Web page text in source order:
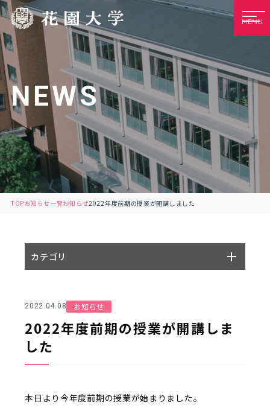
MENU
NEWS
TOPお知らせ一覧お知らせ2022年度前期の授業が開講しました
2022.04.08 お知らせ
2022年度前期の授業が開講しま
した
本日より今年度前期の授業が始まりました。
カテゴリ